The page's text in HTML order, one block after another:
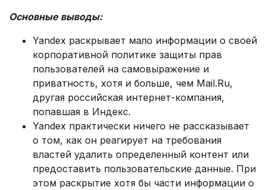
Основные выводы:
Yandex раскрывает мало информации о своей
корпоративной политике защиты прав
пользователей на самовыражение и
приватность, хотя и больше, чем Mаіl.Ru,
другая российская интернет-компания,
попавшая в Индекс.
Yandex практически ничего не рассказывает
о том, как он реагирует на требования
властей удалить определенный контент или
предоставить пользовательские данные. При
этом раскрытие хотя бы части информации о